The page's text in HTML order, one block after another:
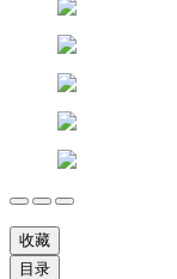
收藏
目录